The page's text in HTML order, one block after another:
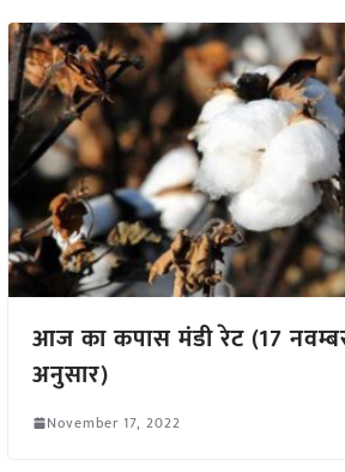
आज का कपास मंडी रेट (17
अनुसार)
November 17, 2022